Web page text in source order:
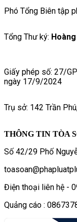
Phó Tổng Biên tập
Tổng Thư ký:
Giấy phép số: 27/
ngày 17/9/2024
Trụ sở: 142 Trần
THÔNG TIN TÒA
Số 42/29 Phố
Điện thoại liên hệ -
Quảng cáo :